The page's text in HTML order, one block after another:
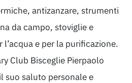
antizanzare, strumenti
da campo, stoviglie e
e per la purificazione.
Club Bisceglie Pierpaolo
suo saluto personale e